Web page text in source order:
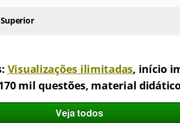
Visualizações ilimitadas, início
mil questões, material